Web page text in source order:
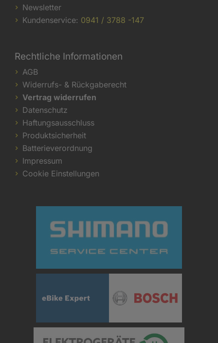
Newsletter
Kundenservice: 0941 / 3788 -147
Rechtliche Informationen
AGB
Widerrufs- & Rückgaberecht
Vertrag widerrufen
Datenschutz
Haftungsausschluss
Produktsicherheit
Batterieverordnung
Impressum
Cookie Einstellungen